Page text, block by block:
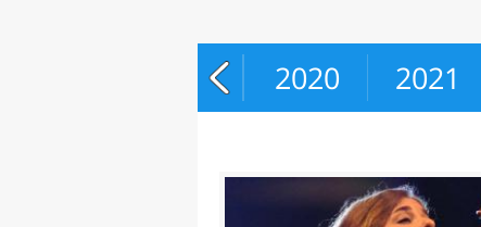
2019 2020 2021